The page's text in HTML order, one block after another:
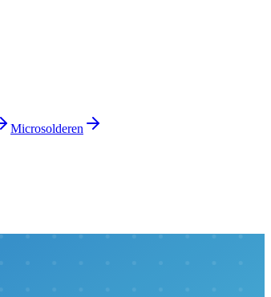
Microsolderen